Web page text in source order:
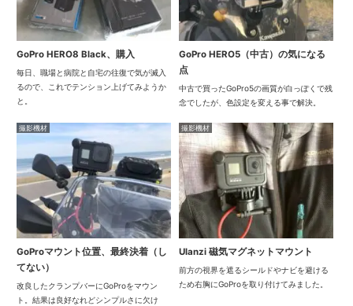
GoPro HERO8 Black、購入
毎日、職場と病院と自宅の往復で気が滅入
るので、これでテンション上げてみようか
と。
GoPro HERO5（中古）の気になる
点
中古で買ったGoPro5の画質が白っぽくで残
念でしたが、色設定を変える事で解決。
撮影機材
GoProマウント位置、最終決着（し
てない）
改良したクランプバーにGoProをマウン
ト。結果は良好なれどシンプルさに欠け
撮影機材
Ulanzi 磁気マグネットマウント
前方の視界を遮るシールドやナビを避ける
ため右胸にGoProを取り付けてみました。